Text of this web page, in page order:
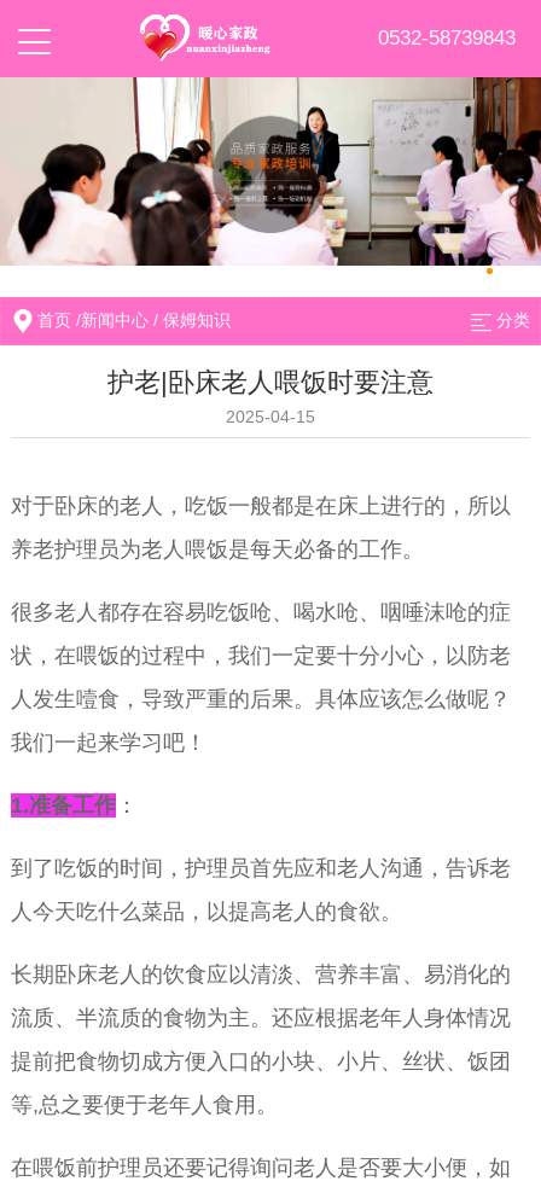
0532-58739843
首页 /新闻中心 /保姆知识 分类
护老|卧床老人喂饭时要注意
2025-04-15
对于卧床的老人，吃饭一般都是在床上进行的，所以
养老护理员为老人喂饭是每天必备的工作。
很多老人都存在容易吃饭呛、喝水呛、咽唾沫呛的症
状，在喂饭的过程中，我们一定要十分小心，以防老
人发生噎食，导致严重的后果。具体应该怎么做呢？
我们一起来学习吧！
1.准备工作：
到了吃饭的时间，护理员首先应和老人沟通，告诉老
人今天吃什么菜品，以提高老人的食欲。
长期卧床老人的饮食应以清淡、营养丰富、易消化的
流质、半流质的食物为主。还应根据老年人身体情况
提前把食物切成方便入口的小块、小片、丝状、饭团
等,总之要便于老年人食用。
在喂饭前护理员还要记得询问老人是否要大小便，如